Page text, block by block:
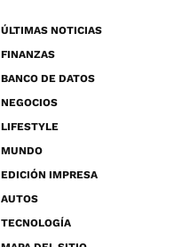
ÚLTIMAS NOTICIAS
FINANZAS
BANCO DE DATOS
NEGOCIOS
LIFESTYLE
MUNDO
EDICIÓN IMPRESA
AUTOS
TECNOLOGÍA